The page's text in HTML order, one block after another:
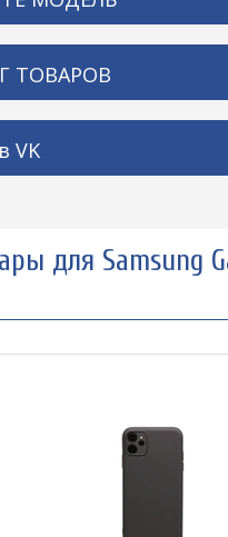
ТОВАРОВ
VK
для Samsung